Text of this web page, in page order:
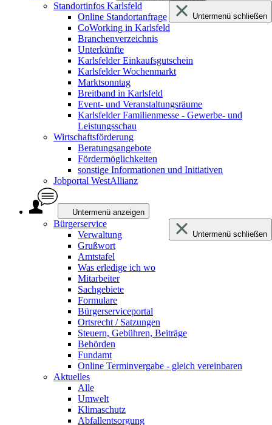
Untermenü schließen
Standortinfos Karlsfeld
Online Standortanfrage
CoWorking in Karlsfeld
Branchenverzeichnis
Unterkünfte
Karlsfelder Einkaufsgutschein
Karlsfelder Wochenmarkt
Marktsonntag
Breitband in Karlsfeld
Event- und Veranstaltungsräume
Karlsfelder Familienmesse - Gewerbe- und
Leistungsschau
Wirtschaftsförderung
Beratungsangebote
Fördermöglichkeiten
sonstige Informationen und Initiativen
Jobportal WestAllianz
Untermenü anzeigen
Untermenü schließen
Bürgerservice
Verwaltung
Grußwort
Amtstafel
Was erledige ich wo
Mitarbeiter
Sachgebiete
Formulare
Bürgerserviceportal
Ortsrecht / Satzungen
Steuern, Gebühren, Beiträge
Behörden
Fundamt
Online Terminvergabe - gleich vereinbaren
Aktuelles
Alle
Umwelt
Klimaschutz
Abfallentsorgung